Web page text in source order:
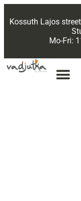
Kossuth Lajos
Mo-Fri: